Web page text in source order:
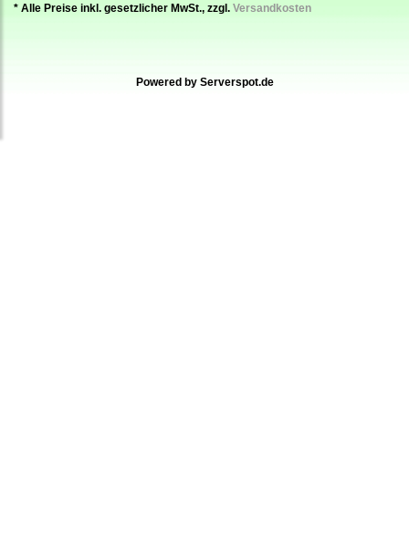
* Alle Preise inkl. gesetzlicher MwSt., zzgl. Versandkosten
Powered by Serverspot.de